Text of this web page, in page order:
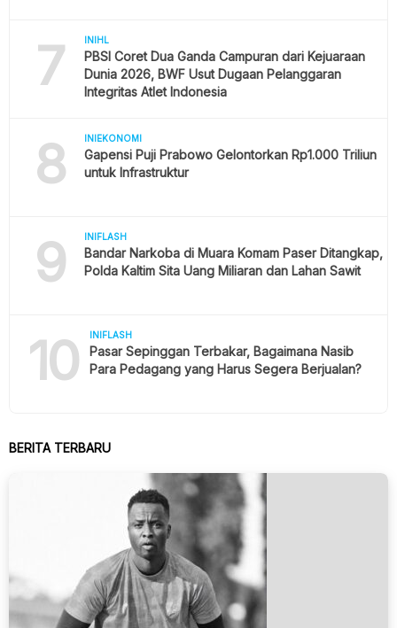
7 INIHL
PBSI Coret Dua Ganda Campuran dari Kejuaraan
Dunia 2026, BWF Usut Dugaan Pelanggaran
Integritas Atlet Indonesia
8 INIEKONOMI
Gapensi Puji Prabowo Gelontorkan Rp1.000 Triliun
untuk Infrastruktur
9 INIFLASH
Bandar Narkoba di Muara Komam Paser Ditangkap,
Polda Kaltim Sita Uang Miliaran dan Lahan Sawit
10 INIFLASH
Pasar Sepinggan Terbakar, Bagaimana Nasib
Para Pedagang yang Harus Segera Berjualan?
BERITA TERBARU